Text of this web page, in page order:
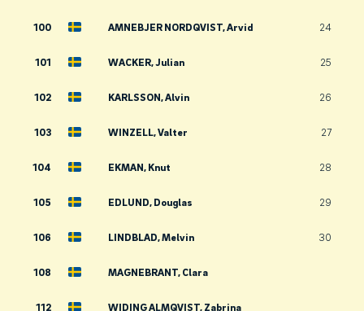
100 AMNEBJER NORDQVIST, Arvid 24
101 WACKER, Julian 25
102 KARLSSON, Alvin 26
103 WINZELL, Valter 27
104 EKMAN, Knut 28
105 EDLUND, Douglas 29
106 LINDBLAD, Melvin 30
108 MAGNEBRANT, Clara
112 WIDING ALMQVIST, Zabrina